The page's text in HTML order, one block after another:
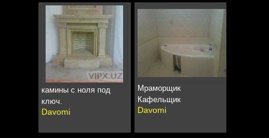
камины с ноля под
ключ.
Davomi
Мраморщик
Кафельщик
Davomi